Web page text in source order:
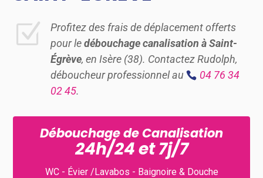
Z
Profitez des frais de déplacement offerts
pour ledébouchage canalisation à Saint-
Égrève, en Isère (38). Contactez Rudolph,
déboucheur professionnel au
04 76 34
02 45.
Débouchage de Canalisation
24h/24 et 7j/7
WC - Évier /Lavabos - Baignoire & Douche